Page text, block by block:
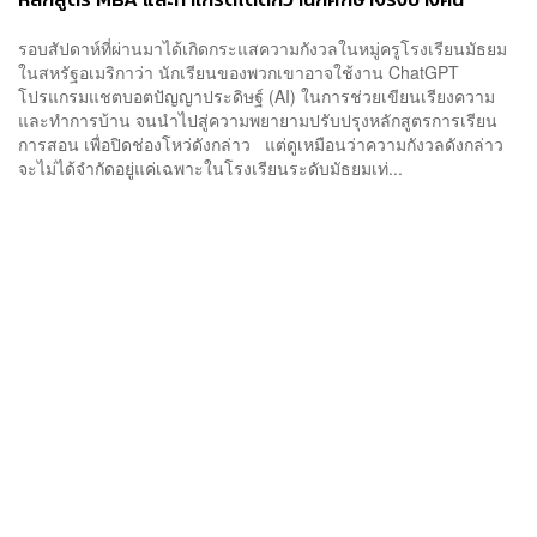
รอบสัปดาห์ที่ผ่านมาได้เกิดกระแสความกังวลในหมู่ครูโรงเรียนมัธยม
ในสหรัฐอเมริกาว่า นักเรียนของพวกเขาอาจใช้งาน ChatGPT
โปรแกรมแชตบอตปัญญาประดิษฐ์ (AI) ในการช่วยเขียนเรียงความ
และทำการบ้าน จนนำไปสู่ความพยายามปรับปรุงหลักสูตรการเรียน
การสอน เพื่อปิดช่องโหว่ดังกล่าว แต่ดูเหมือนว่าความกังวลดังกล่าว
จะไม่ได้จำกัดอยู่แค่เฉพาะในโรงเรียนระดับมัธยมเท่...